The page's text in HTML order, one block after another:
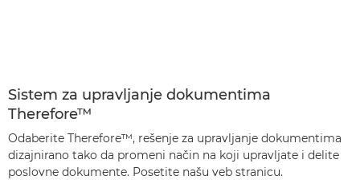
Sistem za upravljanje dokumentima
Therefore™
Odaberite Therefore™, rešenje za upravljanje dokumentima
dizajnirano tako da promeni način na koji upravljate i delite
poslovne dokumente. Posetite našu veb stranicu.